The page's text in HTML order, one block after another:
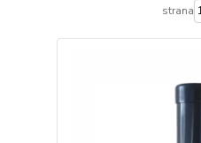
strana